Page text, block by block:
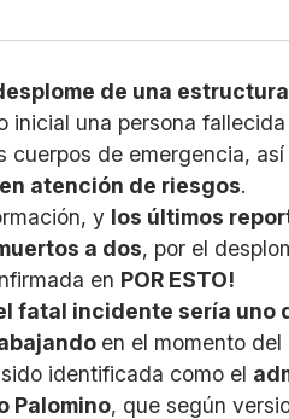
Copiar enlace
de una
inicial una persona
cuerpos de emergencia,
atención de riesgos.
y los últimos
a dos, por el
en POR ESTO!
fatal incidente sería uno
en el momento
identificada como el
Palomino, que según